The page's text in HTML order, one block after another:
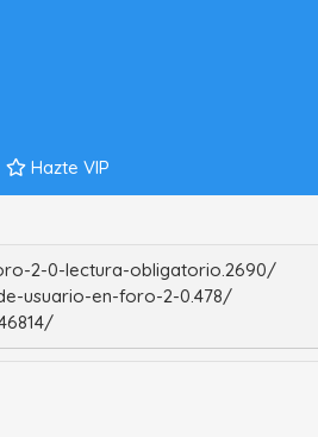
Hazte VIP
2-0-lectura-obligatorio.2690/
usuario-en-foro-2-0.478/